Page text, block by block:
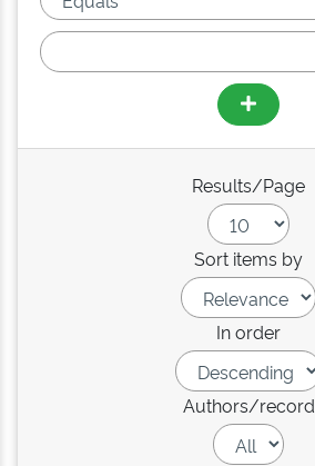
Results/Page
Sort items by
In order
Authors/record